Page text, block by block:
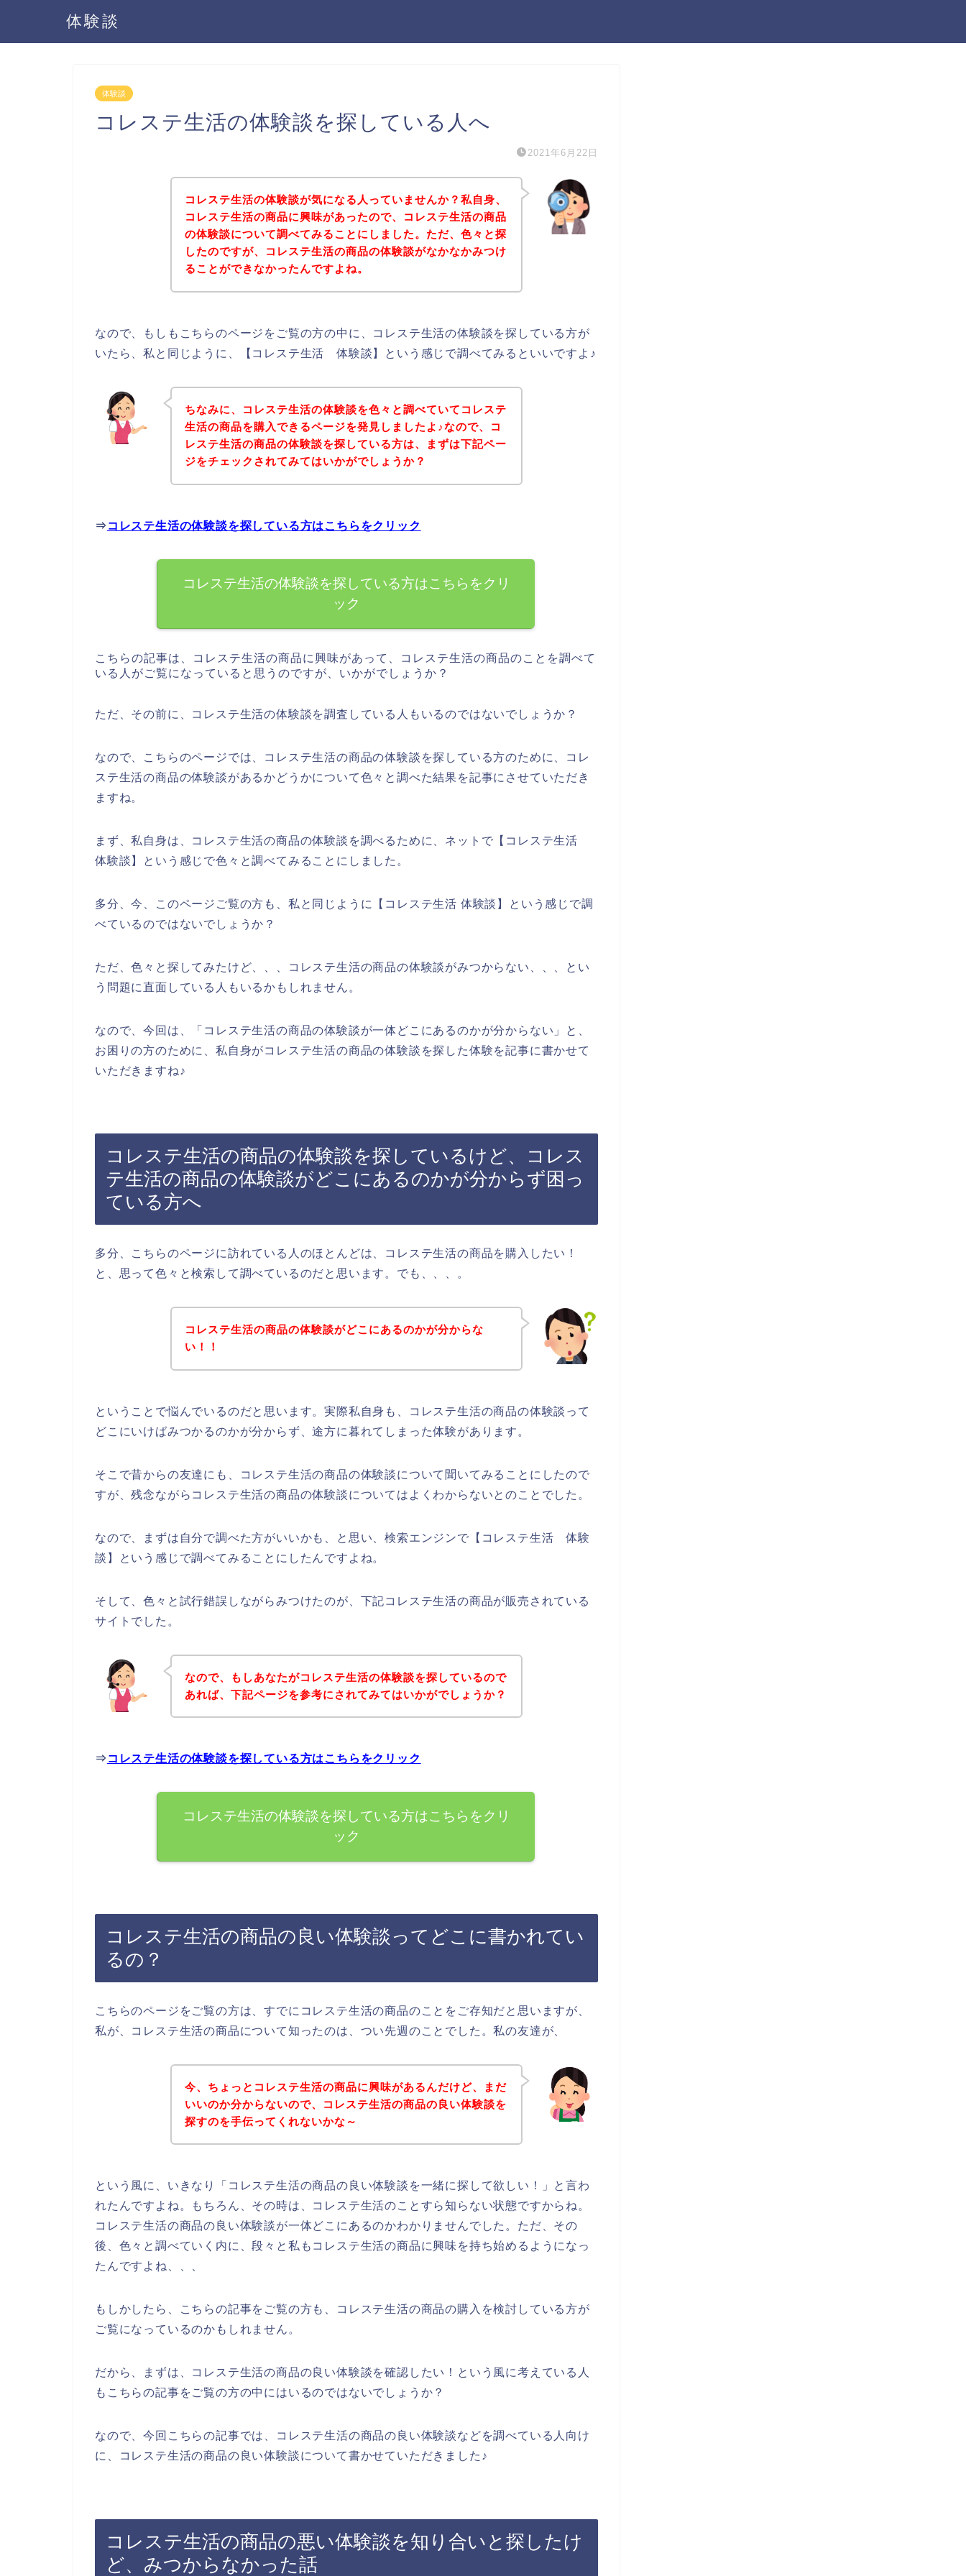
体験談
体験談
コレステ生活の体験談を探している人へ
2021年6月22日
コレステ生活の体験談が気になる人っていませんか？私自身、
コレステ生活の商品に興味があったので、コレステ生活の商品
の体験談について調べてみることにしました。ただ、色々と探
したのですが、コレステ生活の商品の体験談がなかなかみつけ
ることができなかったんですよね。
なので、もしもこちらのページをご覧の方の中に、コレステ生活の体験談を探している方が
いたら、私と同じように、【コレステ生活 体験談】という感じで調べてみるといいですよ♪
ちなみに、コレステ生活の体験談を色々と調べていてコレステ
生活の商品を購入できるページを発見しましたよ♪なので、コ
レステ生活の商品の体験談を探している方は、まずは下記ペー
ジをチェックされてみてはいかがでしょうか？
⇒ コレステ生活の体験談を探している方はこちらをクリック
コレステ生活の体験談を探している方はこちらをクリ
ック
こちらの記事は、コレステ生活の商品に興味があって、コレステ生活の商品のことを調べて
いる人がご覧になっていると思うのですが、いかがでしょうか？
ただ、その前に、コレステ生活の体験談を調査している人もいるのではないでしょうか？
なので、こちらのページでは、コレステ生活の商品の体験談を探している方のために、コレ
ステ生活の商品の体験談があるかどうかについて色々と調べた結果を記事にさせていただき
ますね。
まず、私自身は、コレステ生活の商品の体験談を調べるために、ネットで【コレステ生活
体験談】という感じで色々と調べてみることにしました。
多分、今、このページご覧の方も、私と同じように【コレステ生活 体験談】という感じで調
べているのではないでしょうか？
ただ、色々と探してみたけど、、、コレステ生活の商品の体験談がみつからない、、、とい
う問題に直面している人もいるかもしれません。
なので、今回は、「コレステ生活の商品の体験談が一体どこにあるのかが分からない」と、
お困りの方のために、私自身がコレステ生活の商品の体験談を探した体験を記事に書かせて
いただきますね♪
コレステ生活の商品の体験談を探しているけど、コレス
テ生活の商品の体験談がどこにあるのかが分からず困っ
ている方へ
多分、こちらのページに訪れている人のほとんどは、コレステ生活の商品を購入したい！
と、思って色々と検索して調べているのだと思います。でも、、、。
コレステ生活の商品の体験談がどこにあるのかが分からな
い！！
ということで悩んでいるのだと思います。実際私自身も、コレステ生活の商品の体験談って
どこにいけばみつかるのかが分からず、途方に暮れてしまった体験があります。
そこで昔からの友達にも、コレステ生活の商品の体験談について聞いてみることにしたので
すが、残念ながらコレステ生活の商品の体験談についてはよくわからないとのことでした。
なので、まずは自分で調べた方がいいかも、と思い、検索エンジンで【コレステ生活 体験
談】という感じで調べてみることにしたんですよね。
そして、色々と試行錯誤しながらみつけたのが、下記コレステ生活の商品が販売されている
サイトでした。
なので、もしあなたがコレステ生活の体験談を探しているので
あれば、下記ページを参考にされてみてはいかがでしょうか？
⇒ コレステ生活の体験談を探している方はこちらをクリック
コレステ生活の体験談を探している方はこちらをクリ
ック
コレステ生活の商品の良い体験談ってどこに書かれてい
るの？
こちらのページをご覧の方は、すでにコレステ生活の商品のことをご存知だと思いますが、
私が、コレステ生活の商品について知ったのは、つい先週のことでした。私の友達が、
今、ちょっとコレステ生活の商品に興味があるんだけど、まだ
いいのか分からないので、コレステ生活の商品の良い体験談を
探すのを手伝ってくれないかな～
という風に、いきなり「コレステ生活の商品の良い体験談を一緒に探して欲しい！」と言わ
れたんですよね。もちろん、その時は、コレステ生活のことすら知らない状態ですからね。
コレステ生活の商品の良い体験談が一体どこにあるのかわかりませんでした。ただ、その
後、色々と調べていく内に、段々と私もコレステ生活の商品に興味を持ち始めるようになっ
たんですよね、、、
もしかしたら、こちらの記事をご覧の方も、コレステ生活の商品の購入を検討している方が
ご覧になっているのかもしれません。
だから、まずは、コレステ生活の商品の良い体験談を確認したい！という風に考えている人
もこちらの記事をご覧の方の中にはいるのではないでしょうか？
なので、今回こちらの記事では、コレステ生活の商品の良い体験談などを調べている人向け
に、コレステ生活の商品の良い体験談について書かせていただきました♪
コレステ生活の商品の悪い体験談を知り合いと探したけ
ど、みつからなかった話